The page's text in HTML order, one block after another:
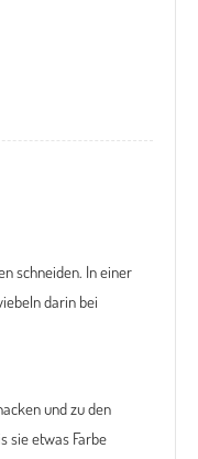
schneiden. In einer
darin bei
und zu den
sie etwas Farbe